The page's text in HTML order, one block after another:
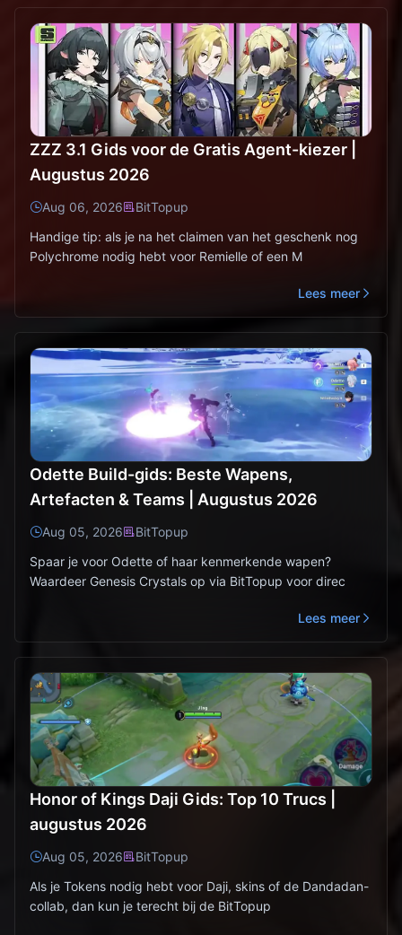
ZZZ 3.1 Gids voor de Gratis Agent-kiezer |
Augustus 2026
Aug 06, 2026
BitTopup
Handige tip: als je na het claimen van het geschenk nog
Polychrome nodig hebt voor Remielle of een M
Lees meer
Odette Build-gids: Beste Wapens,
Artefacten & Teams | Augustus 2026
Aug 05, 2026
BitTopup
Spaar je voor Odette of haar kenmerkende wapen?
Waardeer Genesis Crystals op via BitTopup voor direc
Lees meer
Honor of Kings Daji Gids: Top 10 Trucs |
augustus 2026
Aug 05, 2026
BitTopup
Als je Tokens nodig hebt voor Daji, skins of de Dandadan-
collab, dan kun je terecht bij de BitTopup